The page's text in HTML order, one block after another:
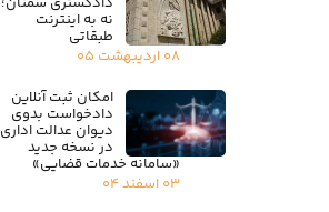
نه به اینترنت
طبقاتی
۰۸ اردیبهشت ۰۵
امکان ثبت آنلاین
دادخواست بدوی
دیوان عدالت اداری
در نسخه جدید
«سامانه خدمات قضایی»
۰۳ اسفند ۰۴